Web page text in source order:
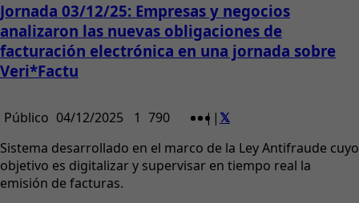
Jornada 03/12/25: Empresas y negocios
analizaron las nuevas obligaciones de
facturación electrónica en una jornada sobre
Veri*Factu
Público 04/12/2025 1 790 | |
Sistema desarrollado en el marco de la Ley Antifraude cuyo
objetivo es digitalizar y supervisar en tiempo real la
emisión de facturas.